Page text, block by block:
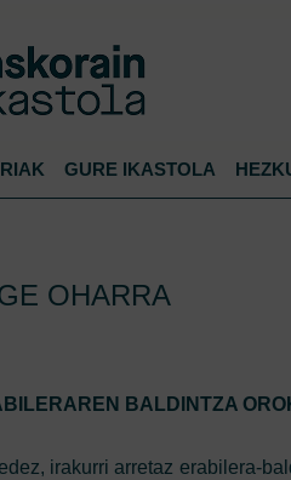
GURE IKASTOLA
OHARRA
BALDINTZA
irakurri arretaz erabilera-